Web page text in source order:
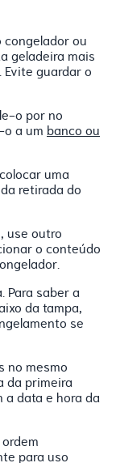
ou
geladeira mais
guardar o
o por no
a umbanco ou
uma
retirada do
use outro
o conteúdo
Para saber a
da tampa,
se
no mesmo
da primeira
data e hora da
para uso